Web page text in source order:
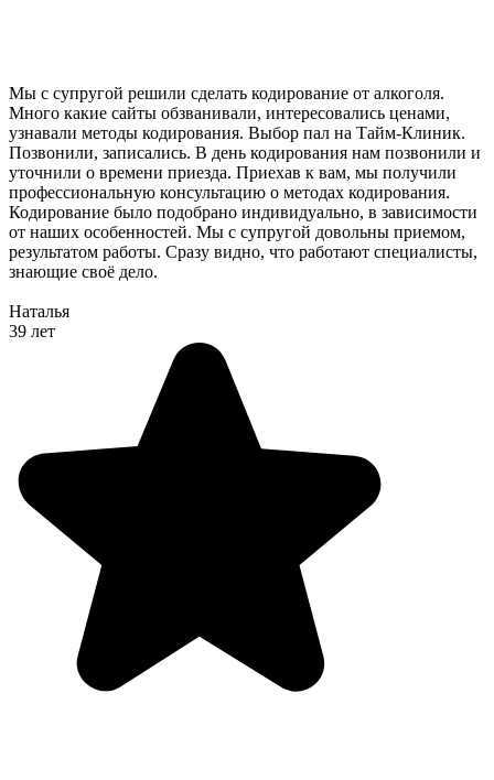
Мы с супругой решили сделать кодирование от алкоголя.
Много какие сайты обзванивали, интересовались ценами,
узнавали методы кодирования. Выбор пал на Тайм-Клиник.
Позвонили, записались. В день кодирования нам позвонили и
уточнили о времени приезда. Приехав к вам, мы получили
профессиональную консультацию о методах кодирования.
Кодирование было подобрано индивидуально, в зависимости
от наших особенностей. Мы с супругой довольны приемом,
результатом работы. Сразу видно, что работают специалисты,
знающие своё дело.
Наталья
39 лет